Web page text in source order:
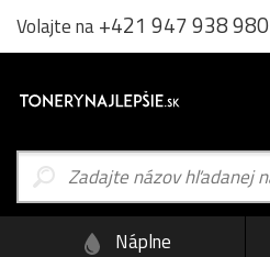
Volajte na+421 947 938 980
Náplne